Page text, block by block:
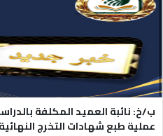
ب/خ: نائبة العميد المكلفة
عملية طبع شهادات التخرج النهائية